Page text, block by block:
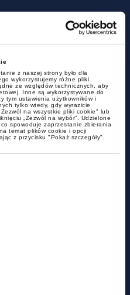
z naszej strony było dla
wykorzystujemy różne pliki
ze względów technicznych, aby
Inne są wykorzystywane do
tym ustawienia użytkowników i
tylko wtedy, gdy wyrazicie
na wszystkie pliki cookie" lub
„Zezwól na wybór”. Udzielone
spowoduje zaprzestanie zbierania
temat plików cookie i opcji
z przycisku "Pokaż szczegóły".
pracy może
umowa
etat